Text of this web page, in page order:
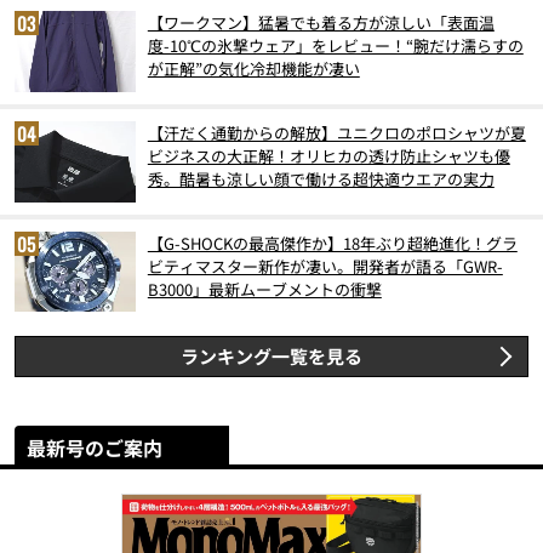
【ワークマン】猛暑でも着る方が涼しい「表面温
度-10℃の氷撃ウェア」をレビュー！“腕だけ濡らすの
が正解”の気化冷却機能が凄い
【汗だく通勤からの解放】ユニクロのポロシャツが夏
ビジネスの大正解！オリヒカの透け防止シャツも優
秀。酷暑も涼しい顔で働ける超快適ウエアの実力
【G-SHOCKの最高傑作か】18年ぶり超絶進化！グラ
ビティマスター新作が凄い。開発者が語る「GWR-
B3000」最新ムーブメントの衝撃
ランキング一覧を見る
最新号のご案内